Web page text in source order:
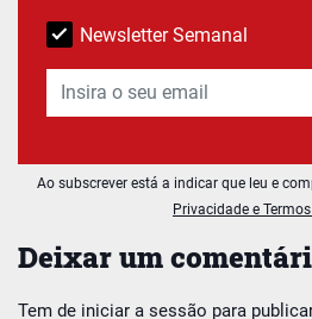
Deixar um
Tem de iniciar a sessão para
Newsletter Semanal
Ao subscrever está a indicar que leu e
Privacidade e